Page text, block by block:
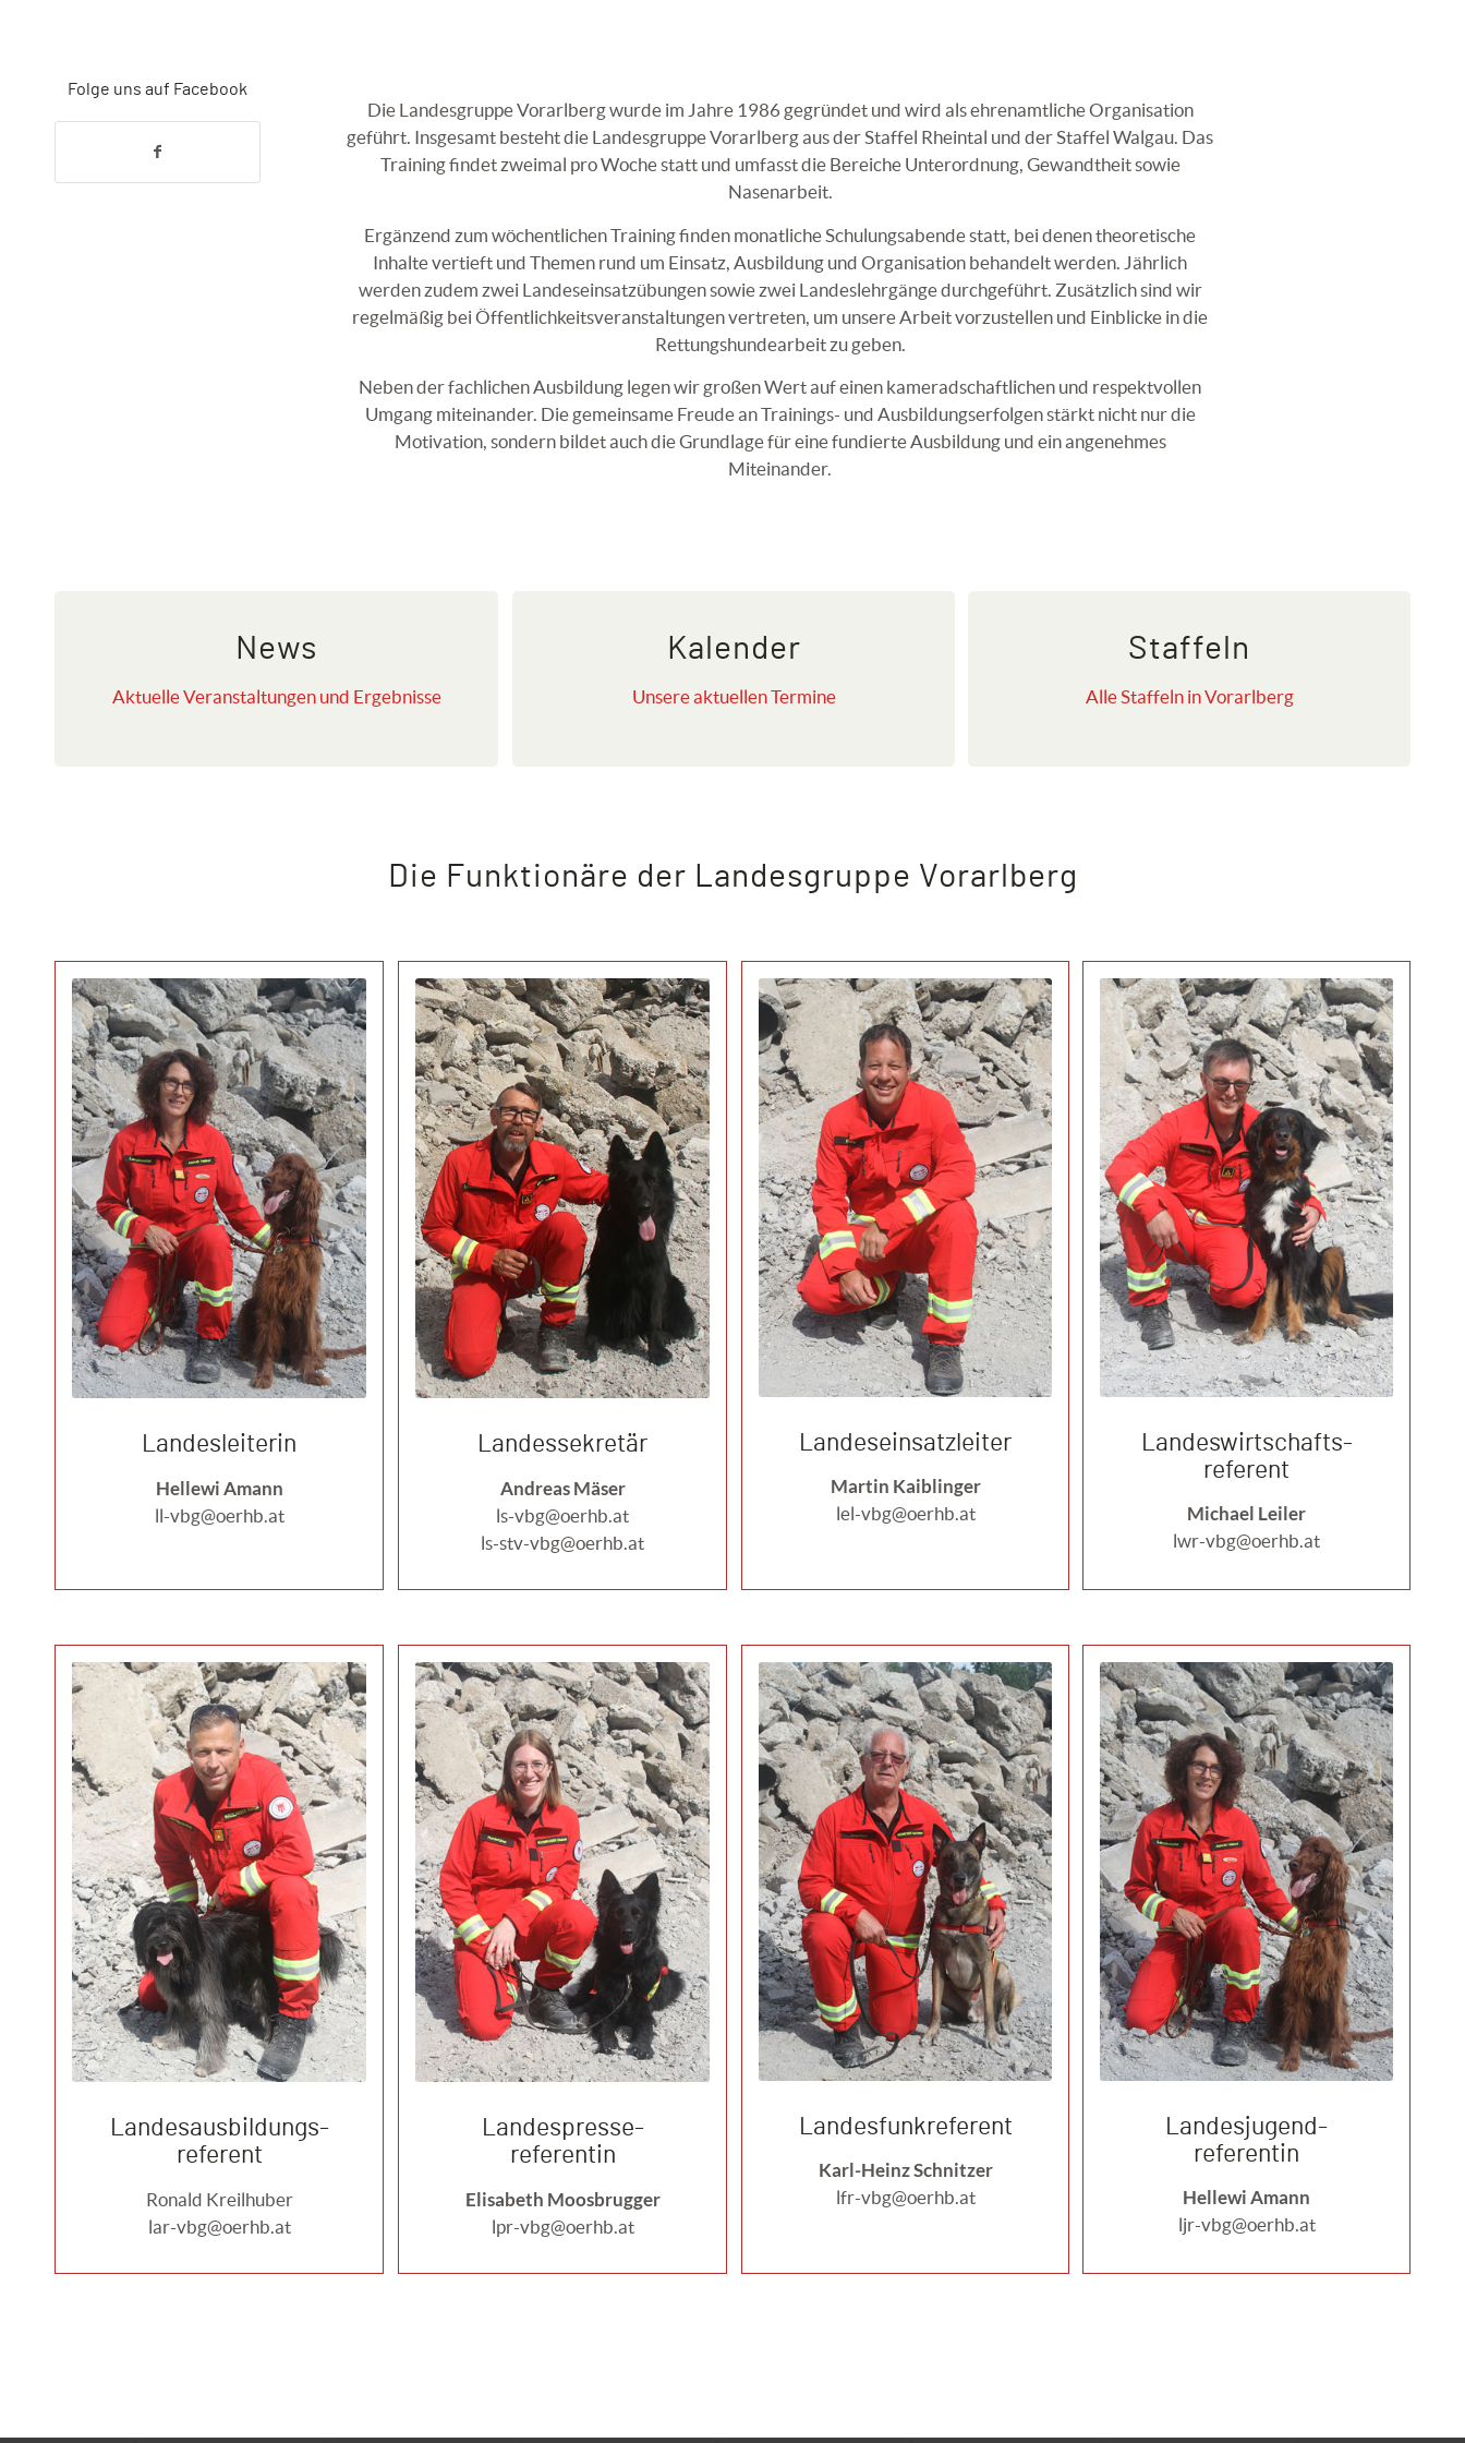
Folge uns auf Facebook
Die Landesgruppe Vorarlberg wurde im Jahre 1986 gegründet und wird als ehrenamtliche Organisation
geführt. Insgesamt besteht die Landesgruppe Vorarlberg aus der Staffel Rheintal und der Staffel Walgau. Das
Training findet zweimal pro Woche statt und umfasst die Bereiche Unterordnung, Gewandtheit sowie
Nasenarbeit.
Ergänzend zum wöchentlichen Training finden monatliche Schulungsabende statt, bei denen theoretische
Inhalte vertieft und Themen rund um Einsatz, Ausbildung und Organisation behandelt werden. Jährlich
werden zudem zwei Landeseinsatzübungen sowie zwei Landeslehrgänge durchgeführt. Zusätzlich sind wir
regelmäßig bei Öffentlichkeitsveranstaltungen vertreten, um unsere Arbeit vorzustellen und Einblicke in die
Rettungshundearbeit zu geben.
Neben der fachlichen Ausbildung legen wir großen Wert auf einen kameradschaftlichen und respektvollen
Umgang miteinander. Die gemeinsame Freude an Trainings- und Ausbildungserfolgen stärkt nicht nur die
Motivation, sondern bildet auch die Grundlage für eine fundierte Ausbildung und ein angenehmes
Miteinander.
News
Aktuelle Veranstaltungen und Ergebnisse
Kalender
Unsere aktuellen Termine
Staffeln
Alle Staffeln in Vorarlberg
Die Funktionäre der Landesgruppe Vorarlberg
Landesleiterin
Hellewi Amann
ll-vbg@oerhb.at
Landessekretär
Andreas Mäser
ls-vbg@oerhb.at
ls-stv-vbg@oerhb.at
Landeseinsatzleiter
Martin Kaiblinger
lel-vbg@oerhb.at
Landeswirtschafts-
referent
Michael Leiler
lwr-vbg@oerhb.at
Landesausbildungs-
referent
Ronald Kreilhuber
lar-vbg@oerhb.at
Landespresse-
referentin
Elisabeth Moosbrugger
lpr-vbg@oerhb.at
Landesfunkreferent
Karl-Heinz Schnitzer
lfr-vbg@oerhb.at
Landesjugend-
referentin
Hellewi Amann
ljr-vbg@oerhb.at